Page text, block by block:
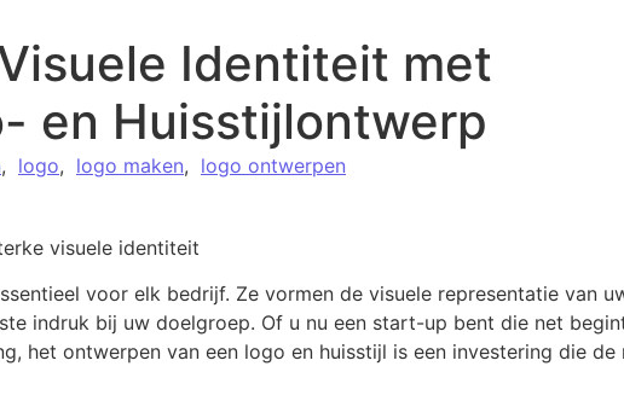
Identiteit met
en Huisstijlontwerp
, logo, logo maken, logo ontwerpen
visuele identiteit
voor elk bedrijf. Ze vormen de visuele representatie van
indruk bij uw doelgroep. Of u nu een start-up bent die net
het ontwerpen van een logo en huisstijl is een investering die de